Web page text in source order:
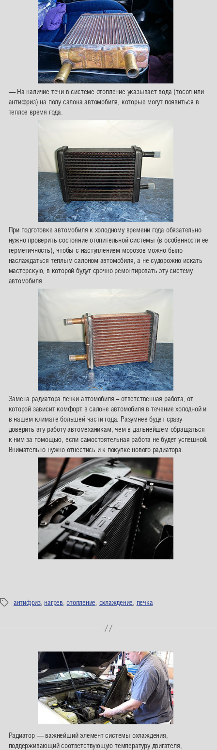
— На наличие течи в системе отопление указывает вода (тосол или
антифриз) на полу салона автомобиля, которые могут появиться в
теплое время года.
При подготовке автомобиля к холодному времени года обязательно
нужно проверить состояние отопительной системы (в особенности ее
герметичность), чтобы с наступлением морозов можно было
наслаждаться теплым салоном автомобиля, а не судорожно искать
мастерскую, в которой будут срочно ремонтировать эту систему
автомобиля.
Замена радиатора печки автомобиля – ответственная работа, от
которой зависит комфорт в салоне автомобиля в течение холодной и
в нашем климате большей части года. Разумнее будет сразу
доверить эту работу автомеханикам, чем в дальнейшем обращаться
к ним за помощью, если самостоятельная работа не будет успешной.
Внимательно нужно отнестись и к покупке нового радиатора.
Меткиантифриз, нагрев ,отопление охлаждение печка
Радиатор — важнейший элемент системы охлаждения,
поддерживающий соответствующую температуру двигателя,